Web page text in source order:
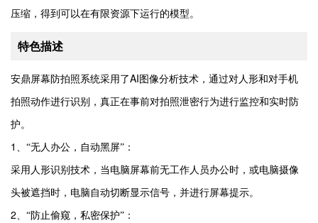
压缩，得到可以在有限资源下运行的模型。
特色描述
安鼎屏幕防拍照系统采用了AI 图像分析技术，通过对人形和对手机
拍照动作进行识别，真正在事前对拍照泄密行为进行监控和实时防
护。
1 、“无人办公，自动黑屏”：
采用人形识别技术，当电脑屏幕前无工作人员办公时，或电脑摄像
头被遮挡时，电脑自动切断显示信号，并进行屏幕提示。
2、“防止偷窥，私密保护”：